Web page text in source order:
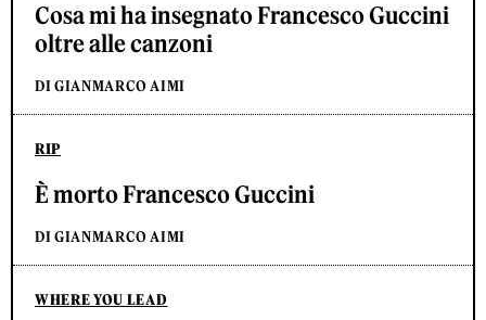
Cosa mi ha insegnato Francesco Guccini
oltre alle canzoni
DI GIANMARCO AIMI
RIP
È morto Francesco Guccini
DI GIANMARCO AIMI
WHERE YOU LEAD